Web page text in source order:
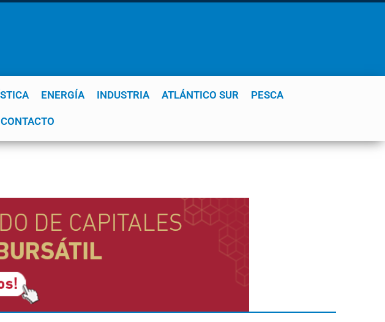
ENERGÍA INDUSTRIA ATLÁNTICO SUR PESCA
CONTACTOQuequén